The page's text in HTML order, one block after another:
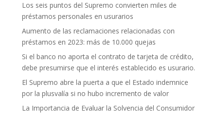
Los seis puntos del Supremo convierten miles de
préstamos personales en usurarios
Aumento de las reclamaciones relacionadas con
préstamos en 2023: más de 10.000 quejas
Si el banco no aporta el contrato de tarjeta de crédito,
debe presumirse que el interés establecido es usurario.
El Supremo abre la puerta a que el Estado indemnice
por la plusvalía si no hubo incremento de valor
La Importancia de Evaluar la Solvencia del Consumidor